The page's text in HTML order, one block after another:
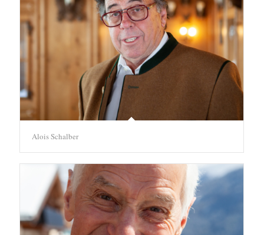
Alois Schalber